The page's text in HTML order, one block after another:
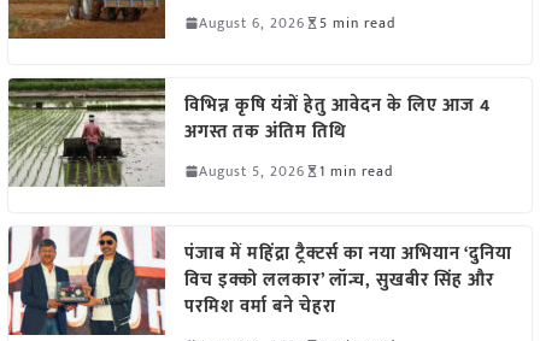
August 6, 2026 5 min read
विभिन्न कृषि यंत्रों हेतु आवेदन के लिए आज 4
अगस्त तक अंतिम तिथि
August 5, 2026 1 min read
पंजाब में महिंद्रा ट्रैक्टर्स का नया अभियान ‘दुनिया
विच इक्को ललकार’ लॉन्च, सुखबीर सिंह और
परमिश वर्मा बने चेहरा